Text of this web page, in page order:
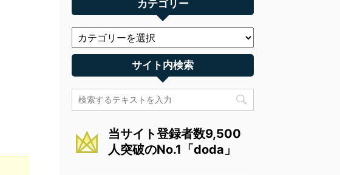
カテゴリー
サイト内検索
当サイト登録者数9,500
人突破のNo.1「doda」